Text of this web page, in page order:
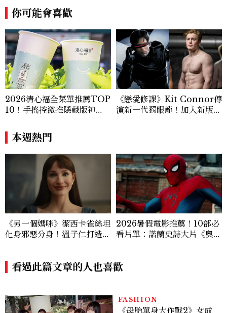
你可能會喜歡
2026清心福全菜單推薦TOP
10！手搖控激推隱藏版神
《戀愛修課》Kit Connor傳
演新一代獨眼龍！加入新版
本週熱門
《另一個媽咪》潔西卡雀絲坦
化身邪惡分身！溫子仁打造年
2026暑假電影推薦！10部必
看片單：諾蘭史詩大片《奧德
力上映
看過此篇文章的人也喜歡
FASHION
《母胎單身大作戰2》女成